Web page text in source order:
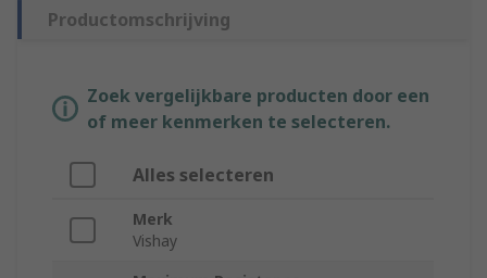
Productomschrijving
Zoek vergelijkbare producten door een
of meer kenmerken te selecteren.
Alles selecteren
Merk
Vishay